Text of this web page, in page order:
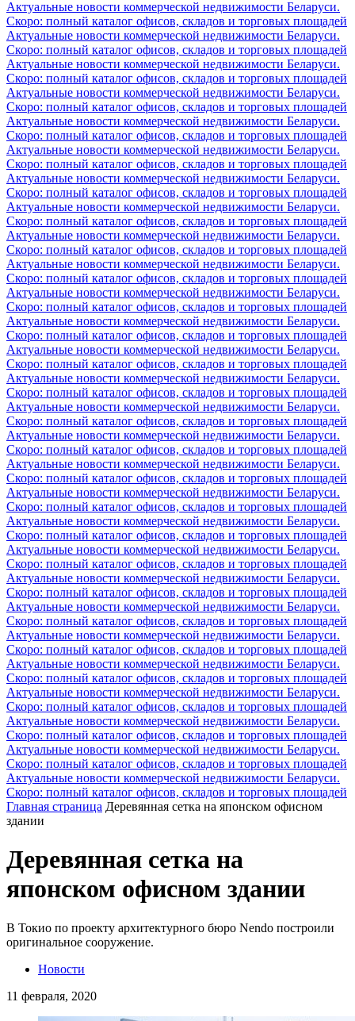
Актуальные новости коммерческой недвижимости Беларуси.
Скоро: полный каталог офисов, складов и торговых площадей
Актуальные новости коммерческой недвижимости Беларуси.
Скоро: полный каталог офисов, складов и торговых площадей
Актуальные новости коммерческой недвижимости Беларуси.
Скоро: полный каталог офисов, складов и торговых площадей
Актуальные новости коммерческой недвижимости Беларуси.
Скоро: полный каталог офисов, складов и торговых площадей
Актуальные новости коммерческой недвижимости Беларуси.
Скоро: полный каталог офисов, складов и торговых площадей
Актуальные новости коммерческой недвижимости Беларуси.
Скоро: полный каталог офисов, складов и торговых площадей
Актуальные новости коммерческой недвижимости Беларуси.
Скоро: полный каталог офисов, складов и торговых площадей
Актуальные новости коммерческой недвижимости Беларуси.
Скоро: полный каталог офисов, складов и торговых площадей
Актуальные новости коммерческой недвижимости Беларуси.
Скоро: полный каталог офисов, складов и торговых площадей
Актуальные новости коммерческой недвижимости Беларуси.
Скоро: полный каталог офисов, складов и торговых площадей
Актуальные новости коммерческой недвижимости Беларуси.
Скоро: полный каталог офисов, складов и торговых площадей
Актуальные новости коммерческой недвижимости Беларуси.
Скоро: полный каталог офисов, складов и торговых площадей
Актуальные новости коммерческой недвижимости Беларуси.
Скоро: полный каталог офисов, складов и торговых площадей
Актуальные новости коммерческой недвижимости Беларуси.
Скоро: полный каталог офисов, складов и торговых площадей
Актуальные новости коммерческой недвижимости Беларуси.
Скоро: полный каталог офисов, складов и торговых площадей
Актуальные новости коммерческой недвижимости Беларуси.
Скоро: полный каталог офисов, складов и торговых площадей
Актуальные новости коммерческой недвижимости Беларуси.
Скоро: полный каталог офисов, складов и торговых площадей
Актуальные новости коммерческой недвижимости Беларуси.
Скоро: полный каталог офисов, складов и торговых площадей
Актуальные новости коммерческой недвижимости Беларуси.
Скоро: полный каталог офисов, складов и торговых площадей
Актуальные новости коммерческой недвижимости Беларуси.
Скоро: полный каталог офисов, складов и торговых площадей
Актуальные новости коммерческой недвижимости Беларуси.
Скоро: полный каталог офисов, складов и торговых площадей
Актуальные новости коммерческой недвижимости Беларуси.
Скоро: полный каталог офисов, складов и торговых площадей
Актуальные новости коммерческой недвижимости Беларуси.
Скоро: полный каталог офисов, складов и торговых площадей
Актуальные новости коммерческой недвижимости Беларуси.
Скоро: полный каталог офисов, складов и торговых площадей
Актуальные новости коммерческой недвижимости Беларуси.
Скоро: полный каталог офисов, складов и торговых площадей
Актуальные новости коммерческой недвижимости Беларуси.
Скоро: полный каталог офисов, складов и торговых площадей
Актуальные новости коммерческой недвижимости Беларуси.
Скоро: полный каталог офисов, складов и торговых площадей
Актуальные новости коммерческой недвижимости Беларуси.
Скоро: полный каталог офисов, складов и торговых площадей
Главная страница Деревянная сетка на японском офисном
здании
Деревянная сетка на
японском офисном здании
В Токио по проекту архитектурного бюро Nendo построили
оригинальное сооружение.
Новости
11 февраля, 2020